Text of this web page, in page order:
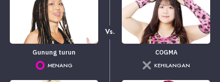
Gunung turun
MENANG
Vs.
COGMA
KEHILANGAN